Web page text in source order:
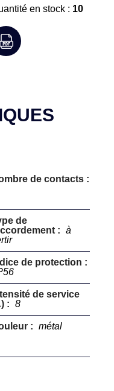
en stock : 10
de contacts :
de
: à
de protection :
de service
: 8
: métal